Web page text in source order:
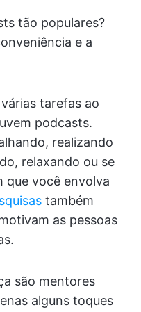
tão populares?
e a
tarefas ao
podcasts.
realizando
relaxando ou se
que você envolva
também
as pessoas
são mentores
alguns toques